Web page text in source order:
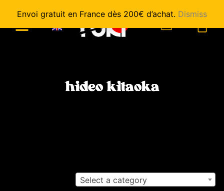
Envoi gratuit en France dès 200€ d’achat. Dismiss
hideo kitaoka
Select a category